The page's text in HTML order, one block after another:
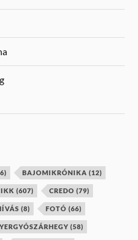
BAJOMIKRÓNIKA (12)
(607) CREDO (79)
(8) FOTÓ (66)
(58)